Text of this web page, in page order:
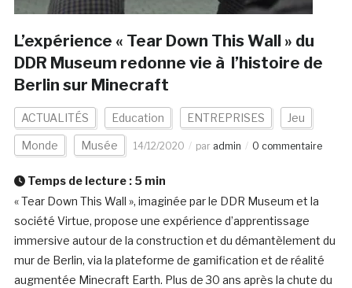
L’expérience « Tear Down This Wall » du
DDR Museum redonne vie à l’histoire de
Berlin sur Minecraft
ACTUALITÉS Education ENTREPRISES Jeu
Monde Musée 14/12/2020 par admin 0 commentaire
Temps de lecture : 5 min
« Tear Down This Wall », imaginée par le DDR Museum et la
société Virtue, propose une expérience d’apprentissage
immersive autour de la construction et du démantèlement du
mur de Berlin, via la plateforme de gamification et de réalité
augmentée Minecraft Earth. Plus de 30 ans après la chute du